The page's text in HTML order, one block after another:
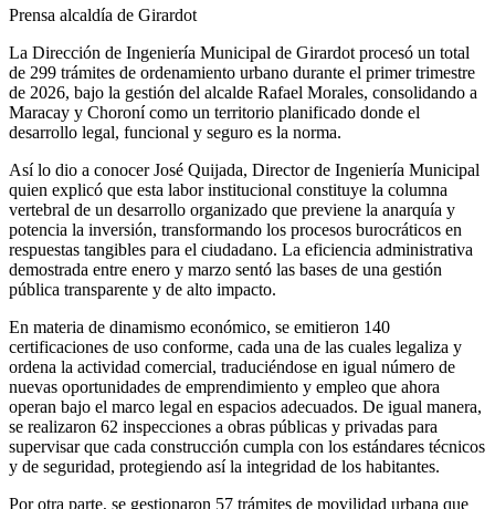
Prensa alcaldía de Girardot
La Dirección de Ingeniería Municipal de Girardot procesó un total
de 299 trámites de ordenamiento urbano durante el primer trimestre
de 2026, bajo la gestión del alcalde Rafael Morales, consolidando a
Maracay y Choroní como un territorio planificado donde el
desarrollo legal, funcional y seguro es la norma.
Así lo dio a conocer José Quijada, Director de Ingeniería Municipal
quien explicó que esta labor institucional constituye la columna
vertebral de un desarrollo organizado que previene la anarquía y
potencia la inversión, transformando los procesos burocráticos en
respuestas tangibles para el ciudadano. La eficiencia administrativa
demostrada entre enero y marzo sentó las bases de una gestión
pública transparente y de alto impacto.
En materia de dinamismo económico, se emitieron 140
certificaciones de uso conforme, cada una de las cuales legaliza y
ordena la actividad comercial, traduciéndose en igual número de
nuevas oportunidades de emprendimiento y empleo que ahora
operan bajo el marco legal en espacios adecuados. De igual manera,
se realizaron 62 inspecciones a obras públicas y privadas para
supervisar que cada construcción cumpla con los estándares técnicos
y de seguridad, protegiendo así la integridad de los habitantes.
Por otra parte, se gestionaron 57 trámites de movilidad urbana que